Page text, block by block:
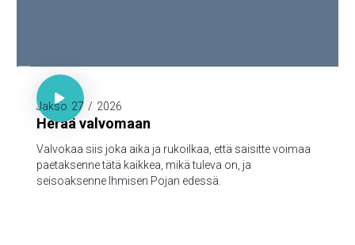
Luuk. 21:36

Jakso 27 / 2026
Herää valvomaan
Valvokaa siis joka aika ja rukoilkaa, että saisitte voimaa
paetaksenne tätä kaikkea, mikä tuleva on, ja
seisoaksenne Ihmisen Pojan edessä.